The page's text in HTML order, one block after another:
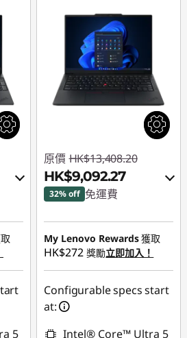
-
5
原價 HK$13,408.20
HK$9,092.27
32% off 免運費
即省 :-HK$3,658.37
或者
eCoupon Savings :-
HK$4,315.93
*Savings cannot be
combined
My Lenovo Rewards獲取
HK$272 獎勵立即加入！
Configurable specs start
at:
Intel® Core™ Ultra 5